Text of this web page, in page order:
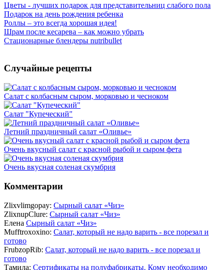
Цветы - лучших подарок для представительниц слабого пола
Подарок на день рождения ребенка
Роллы – это всегда хорошая идея!
Шрам после кесарева – как можно убрать
Стационарные блендеры nutribullet
Случайные рецепты
Салат с колбасным сыром, морковью и чесноком
Салат "Купеческий"
Летний праздничный салат «Оливье»
Очень вкусный салат с красной рыбой и сыром фета
Очень вкусная соленая скумбрия
Комментарии
Zlixvlimgopay: Сырный салат «Чиз»
ZlixnupClure: Сырный салат «Чиз»
Елена Сырный салат «Чиз»
Mufftroxoxino: Салат, который не надо варить - все порезал и
готово
FrubzopRib: Салат, который не надо варить - все порезал и
готово
Тамила: Сертификаты на полуфабрикаты. Кому необходимо